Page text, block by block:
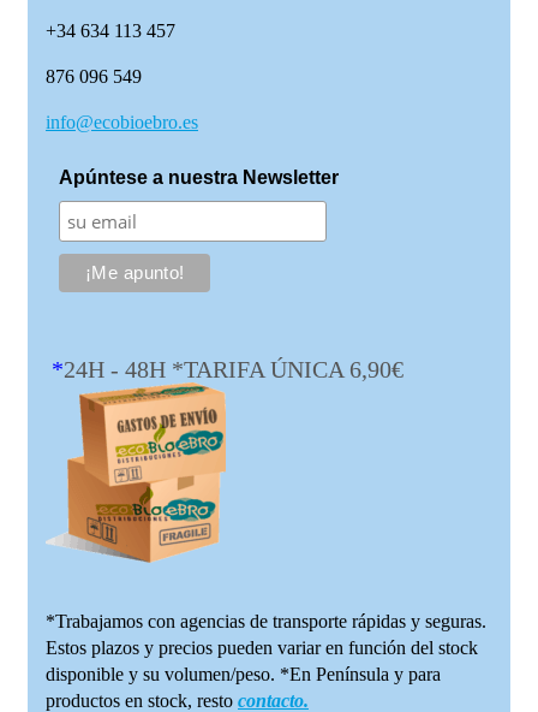
+34 634 113 457
876 096 549
info@ecobioebro.es
Apúntese a nuestra Newsletter
*24H - 48H *TARIFA ÚNICA 6,90€
*Trabajamos con agencias de transporte rápidas y seguras.
Estos plazos y precios pueden variar en función del stock
disponible y su volumen/peso. *En Península y para
productos en stock, resto contacto.